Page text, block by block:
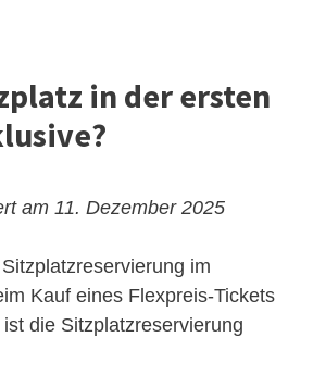
in der ersten
am 11. Dezember 2025
im
Kauf eines Flexpreis-Tickets
die Sitzplatzreservierung